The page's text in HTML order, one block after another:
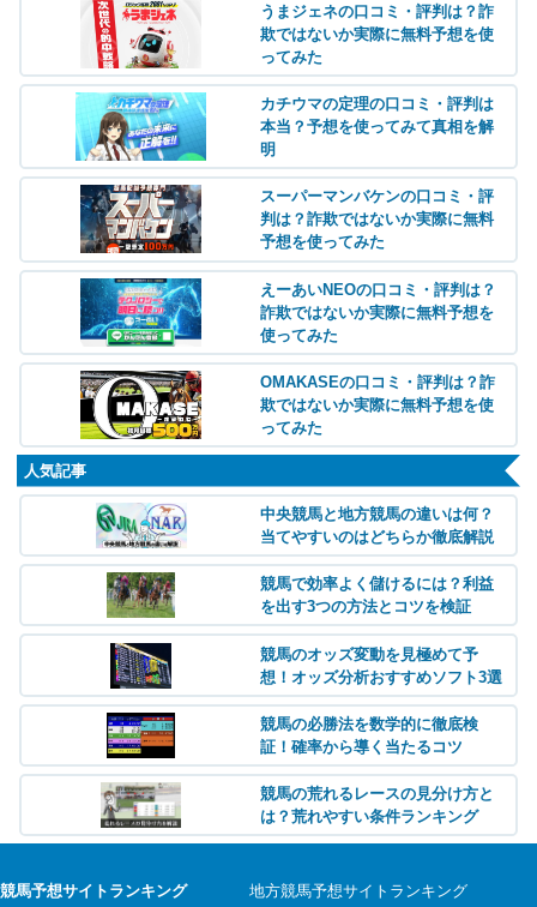
うまジェネの口コミ・評判は？詐
欺ではないか実際に無料予想を使
ってみた
カチウマの定理の口コミ・評判は
本当？予想を使ってみて真相を解
明
スーパーマンバケンの口コミ・評
判は？詐欺ではないか実際に無料
予想を使ってみた
えーあいNEOの口コミ・評判は？
詐欺ではないか実際に無料予想を
使ってみた
OMAKASEの口コミ・評判は？詐
欺ではないか実際に無料予想を使
ってみた
人気記事
中央競馬と地方競馬の違いは何？
当てやすいのはどちらか徹底解説
競馬で効率よく儲けるには？利益
を出す3つの方法とコツを検証
競馬のオッズ変動を見極めて予
想！オッズ分析おすすめソフト3選
競馬の必勝法を数学的に徹底検
証！確率から導く当たるコツ
競馬の荒れるレースの見分け方と
は？荒れやすい条件ランキング
競馬予想サイトランキング 地方競馬予想サイトランキング